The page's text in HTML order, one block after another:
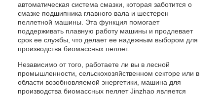
автоматическая система смазки, которая заботится о
смазке подшипника главного вала и шестерен
пеллетной машины. Эта функция помогает
поддерживать плавную работу машины и продлевает
срок ее службы, что делает ее надежным выбором для
производства биомассных пеллет.
Независимо от того, работаете ли вы в лесной
промышленности, сельскохозяйственном секторе или в
области возобновляемой энергетики, машина для
производства биомассных пеллет Jinzhao является